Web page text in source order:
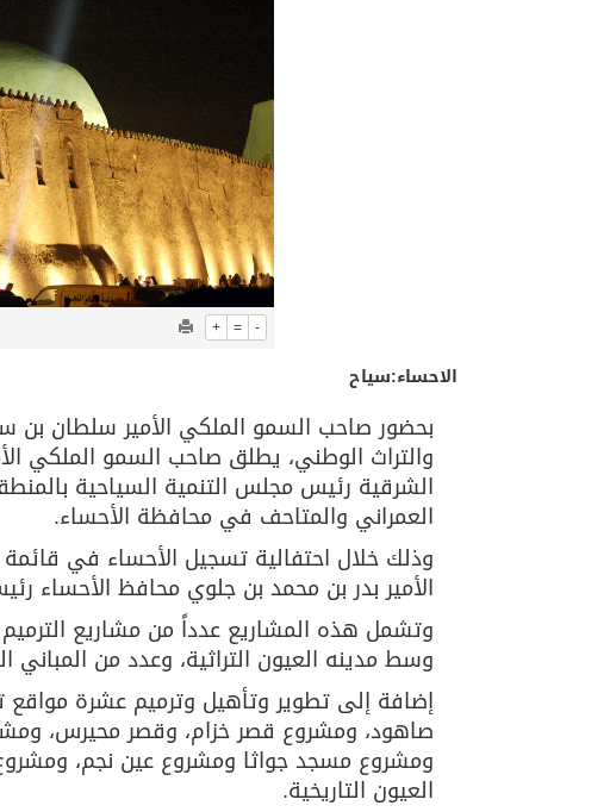
+ = -
الاحساء:سياح
بحضور صاحب السمو الملكي الأمير سلطان بن
والتراث الوطني، يطلق صاحب السمو الملكي
الشرقية رئيس مجلس التنمية السياحية
العمراني والمتاحف في محافظة الأحساء.
وذلك خلال احتفالية تسجيل الأحساء في قائمة
الأمير بدر بن محمد بن جلوي محافظ الأحساء
وتشمل هذه المشاريع عدداً من مشاريع الترميم
وسط مدينه العيون التراثية، وعدد من المباني
إضافة إلى تطوير وتأهيل وترميم عشرة
صاهود، ومشروع قصر خزام، وقصر محيرس،
ومشروع مسجد جواثا ومشروع عين نجم، ومشروع
العيون التاريخية.